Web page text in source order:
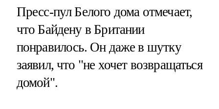
Пресс-пул Белого дома отмечает,
что Байдену в Британии
понравилось. Он даже в шутку
заявил, что "не хочет возвращаться
домой".